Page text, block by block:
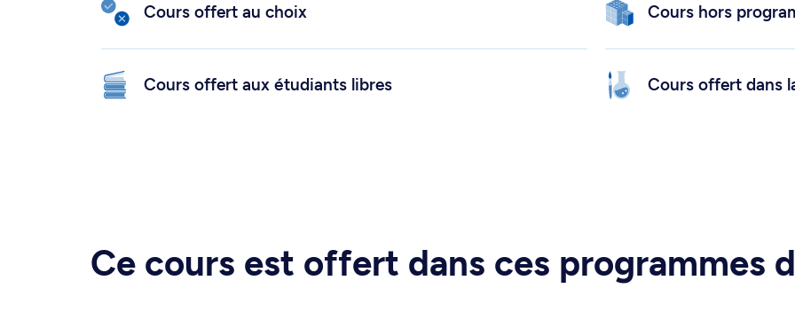
Cours offert au choix Cours hors
Cours offert aux étudiants libres Cours offert dans
Ce cours est offert dans ces programmes